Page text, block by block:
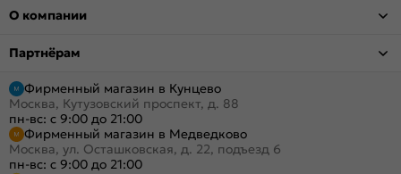
О компании
Партнёрам
Фирменный магазин в Кунцево
Москва, Кутузовский проспект, д. 88
пн-вс: с 9:00 до 21:00
Фирменный магазин в Медведково
Москва, ул. Осташковская, д. 22, подъезд 6
пн-вс: с 9:00 до 21:00